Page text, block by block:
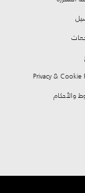
Privacy & Cookie
والأحكام